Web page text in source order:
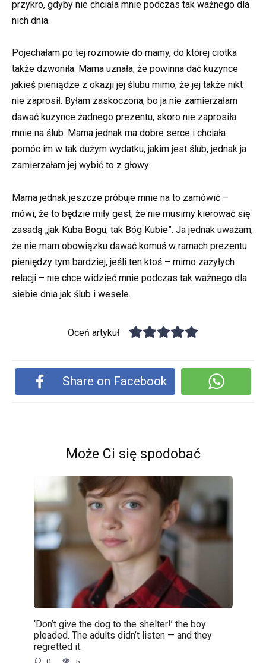
przykro, gdyby nie chciała mnie podczas tak ważnego dla
nich dnia.
Pojechałam po tej rozmowie do mamy, do której ciotka
także dzwoniła. Mama uznała, że powinna dać kuzynce
jakieś pieniądze z okazji jej ślubu mimo, że jej także nikt
nie zaprosił. Byłam zaskoczona, bo ja nie zamierzałam
dawać kuzynce żadnego prezentu, skoro nie zaprosiła
mnie na ślub. Mama jednak ma dobre serce i chciała
pomóc im w tak dużym wydatku, jakim jest ślub, jednak ja
zamierzałam jej wybić to z głowy.
Mama jednak jeszcze próbuje mnie na to zamówić –
mówi, że to będzie miły gest, że nie musimy kierować się
zasadą „jak Kuba Bogu, tak Bóg Kubie”. Ja jednak uważam,
że nie mam obowiązku dawać komuś w ramach prezentu
pieniędzy tym bardziej, jeśli ten ktoś – mimo zażyłych
relacji – nie chce widzieć mnie podczas tak ważnego dla
siebie dnia jak ślub i wesele.
Oceń artykuł
Share on Facebook
Może Ci się spodobać
‘Don’t give the dog to the shelter!’ the boy
pleaded. The adults didn’t listen — and they
regretted it.
0 5